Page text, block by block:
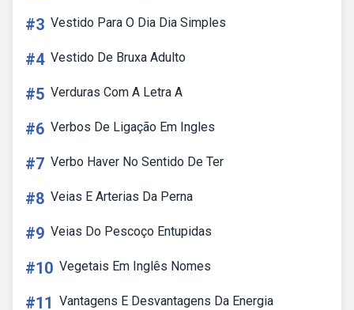
#3 Vestido Para O Dia Dia Simples
#4 Vestido De Bruxa Adulto
#5 Verduras Com A Letra A
#6 Verbos De Ligação Em Ingles
#7 Verbo Haver No Sentido De Ter
#8 Veias E Arterias Da Perna
#9 Veias Do Pescoço Entupidas
#10 Vegetais Em Inglês Nomes
#11 Vantagens E Desvantagens Da Energia